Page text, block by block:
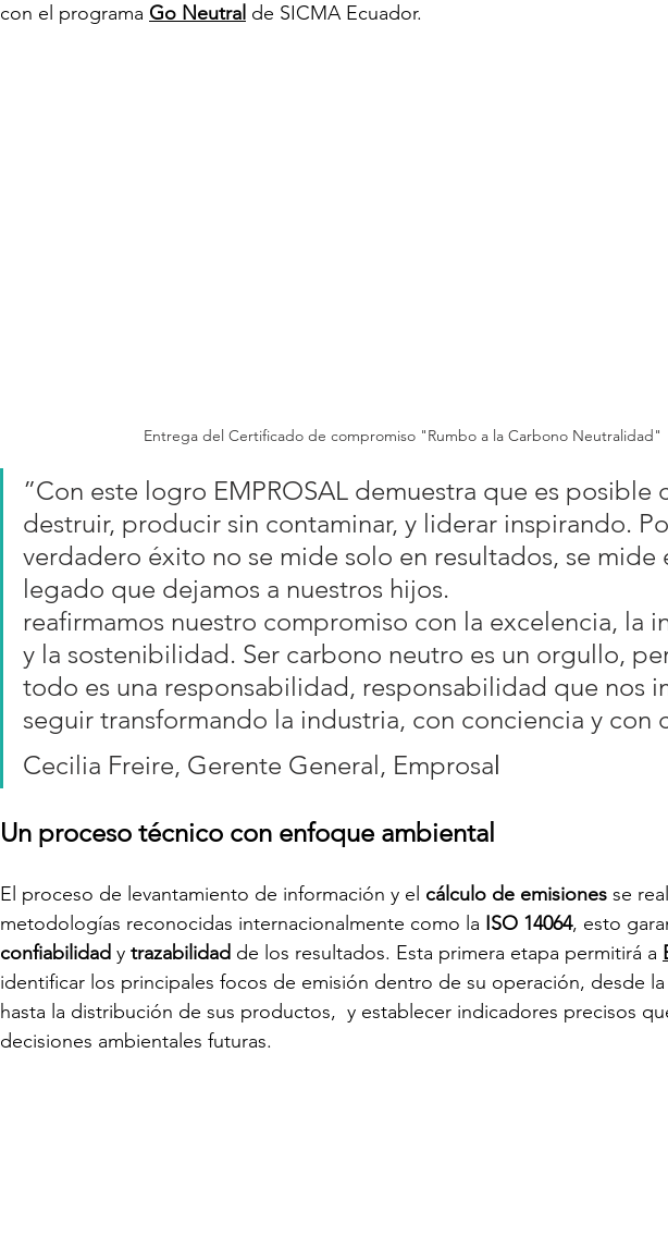
con el programa Go Neutral de SICMA Ecuador.
Entrega del Certificado de compromiso "Rumbo a la Carbono Neutralidad"
”Con este logro EMPROSAL demuestra que es posible
destruir, producir sin contaminar, y liderar inspirando.
verdadero éxito no se mide solo en resultados, se mide
legado que dejamos a nuestros hijos.
reafirmamos nuestro compromiso con la excelencia, la
y la sostenibilidad. Ser carbono neutro es un orgullo,
todo es una responsabilidad, responsabilidad que nos
seguir transformando la industria, con conciencia y con
Cecilia Freire, Gerente General, Emprosal
Un proceso técnico con enfoque ambiental
El proceso de levantamiento de información y el cálculo de emisiones se
metodologías reconocidas internacionalmente como la ISO 14064, esto
confiabilidad y trazabilidad de los resultados. Esta primera etapa permitirá a
identificar los principales focos de emisión dentro de su operación, desde
hasta la distribución de sus productos,  y establecer indicadores precisos
decisiones ambientales futuras.